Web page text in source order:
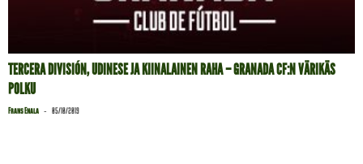
TERCERA DIVISIÓN, UDINESE JA KIINALAINEN RAHA – GRANADA CF:N VÄRIKÄS
POLKU
Frans Enala - 05/10/2019